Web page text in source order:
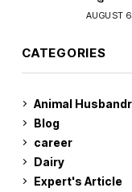
AUGUST
CATEGORIES
Animal
Blog
career
Dairy
Expert's Article